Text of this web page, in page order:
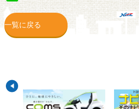
一覧に戻る